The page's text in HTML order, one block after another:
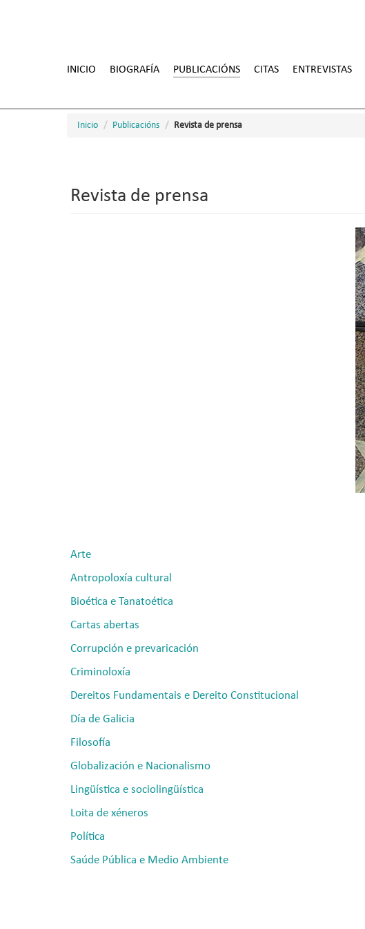
INICIO BIOGRAFÍA PUBLICACIÓNS CITAS ENTREVISTAS
Inicio Publicacións Revista de prensa
Revista de prensa
Arte
Antropoloxía cultural
Bioética e Tanatoética
Cartas abertas
Corrupción e prevaricación
Criminoloxía
Dereitos Fundamentais e Dereito Constitucional
Día de Galicia
Filosofía
Globalización e Nacionalismo
Lingüística e sociolingüística
Loita de xéneros
Política
Saúde Pública e Medio Ambiente